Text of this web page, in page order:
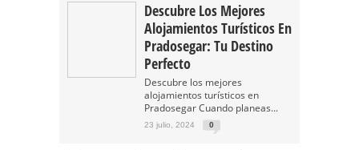
Descubre Los Mejores
Alojamientos Turísticos En
Pradosegar: Tu Destino
Perfecto
Descubre los mejores
alojamientos turísticos en
Pradosegar Cuando planeas...
23 julio, 2024 0